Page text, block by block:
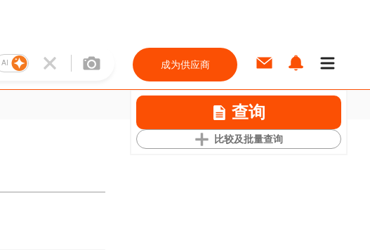
AI 成为供应商
查询
比较及批量查询